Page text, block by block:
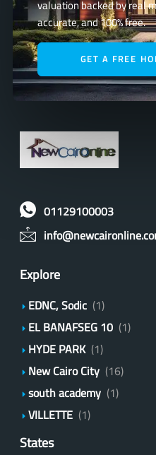
valuation backed by real
accurate, and 100% free.
GET A FREE
01129100003
Explore
EDNC, Sodic (1)
EL BANAFSEG 10 (1)
HYDE PARK (1)
New Cairo City (16)
south academy (1)
VILLETTE (1)
States